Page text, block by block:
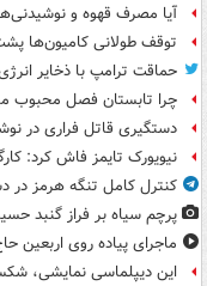
آیا مصرف قهوه و
توقف طولانی کامیون‌ها
حماقت ترامپ با ذخایر
چرا تابستان فصل محبوب
دستگیری قاتل فراری در
نیویورک تایمز فاش کرد:
کنترل کامل تنگه هرمز در
پرچم سیاه بر فراز گنبد
ماجرای پیاده روی اربعین
این دیپلماسی نمایشی،